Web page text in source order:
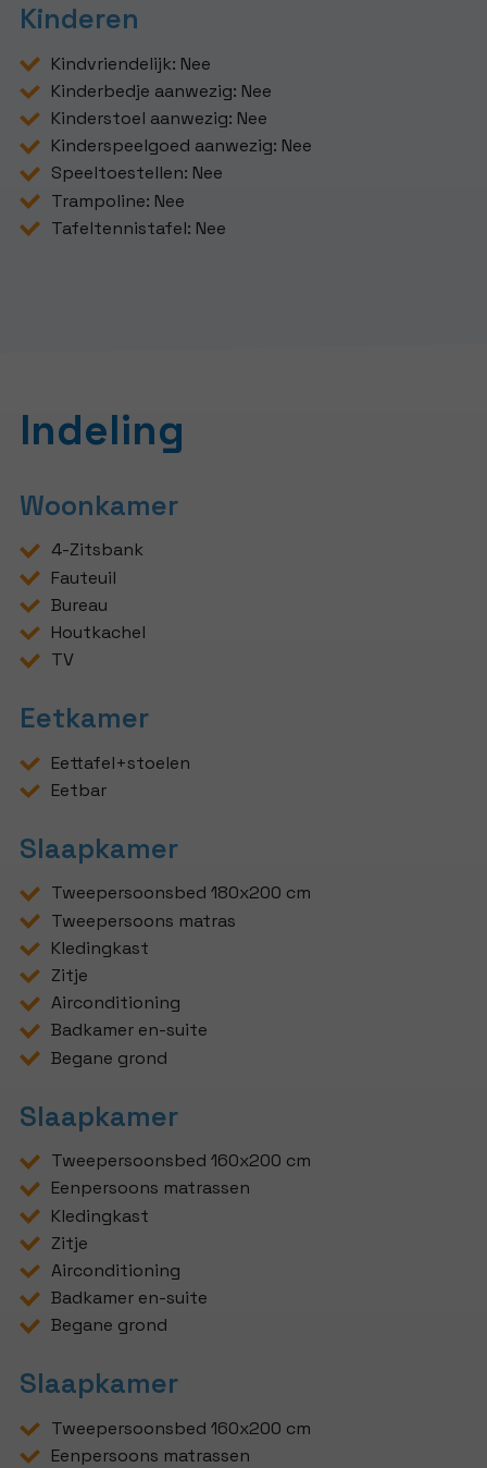
Kinderen
Kindvriendelijk: Nee
Kinderbedje aanwezig: Nee
Kinderstoel aanwezig: Nee
Kinderspeelgoed aanwezig: Nee
Speeltoestellen: Nee
Trampoline: Nee
Tafeltennistafel: Nee
Indeling
Woonkamer
4-Zitsbank
Fauteuil
Bureau
Houtkachel
TV
Eetkamer
Eettafel+stoelen
Eetbar
Slaapkamer
Tweepersoonsbed 180x200 cm
Tweepersoons matras
Kledingkast
Zitje
Airconditioning
Badkamer en-suite
Begane grond
Slaapkamer
Tweepersoonsbed 160x200 cm
Eenpersoons matrassen
Kledingkast
Zitje
Airconditioning
Badkamer en-suite
Begane grond
Slaapkamer
Tweepersoonsbed 160x200 cm
Eenpersoons matrassen